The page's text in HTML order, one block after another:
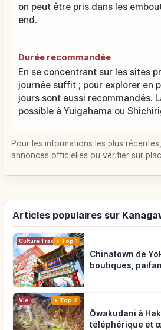
on peut être pris dans les
end.
Durée recommandée
En se concentrant sur les sites
journée suffit ; pour explorer en
jours sont aussi recommandés.
possible à Yuigahama ou
Pour les informations les plus
annonces officielles ou vérifier sur
Articles populaires sur
Culture Traditionnelle
Top 1
Chinatown de
boutiques,
Vie Top 2
Ōwakudani à
téléphérique et